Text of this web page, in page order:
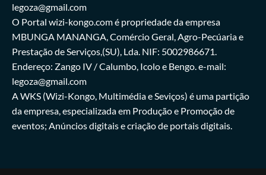
legoza@gmail.com
O Portal wizi-kongo.com é propriedade da empresa
MBUNGA MANANGA, Comércio Geral, Agro-Pecúaria e
Prestação de Serviços,(SU), Lda. NIF: 5002986671.
Endereço: Zango IV / Calumbo, Icolo e Bengo. e-mail:
legoza@gmail.com
A WKS (Wizi-Kongo, Multimédia e Seviços) é uma partição
da empresa, especializada em Produção e Promoção de
eventos; Anúncios digitais e criação de portais digitais.